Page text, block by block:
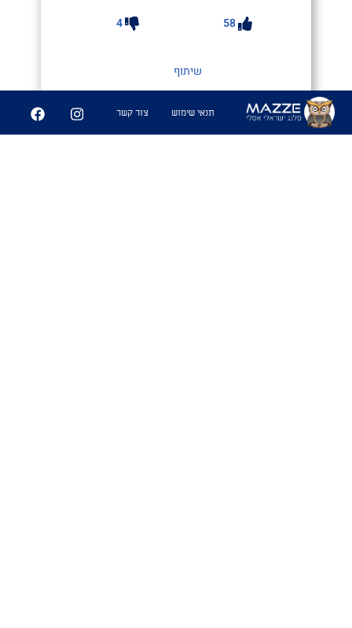
58
4
שיתוף
תנאי שימוש צור קשר